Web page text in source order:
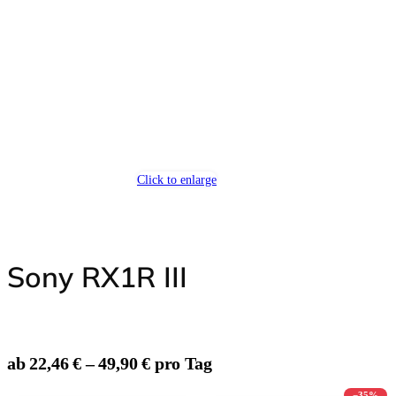
Noch mehr Zubehör mieten
VR-Brillen
Werkzeuge
Click to enlarge
Sony RX1R III
ab 22,46 € – 49,90 € pro Tag